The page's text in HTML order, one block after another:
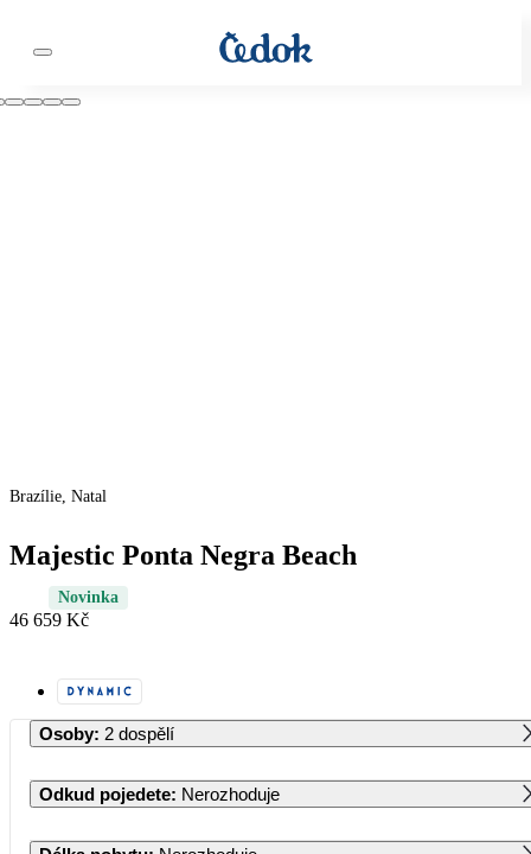
Brazílie, Natal
Majestic Ponta Negra Beach
Novinka
46 659 Kč
Osoby: 2 dospělí
Odkud pojedete: Nerozhoduje